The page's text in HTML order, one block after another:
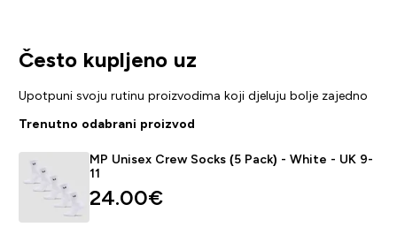
Često kupljeno uz
Upotpuni svoju rutinu proizvodima koji djeluju bolje zajedno
Trenutno odabrani proizvod
MP Unisex Crew Socks (5 Pack) - White - UK 9-
11
24.00€‎